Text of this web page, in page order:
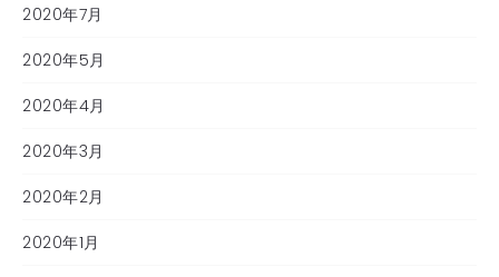
2020年7月
2020年5月
2020年4月
2020年3月
2020年2月
2020年1月